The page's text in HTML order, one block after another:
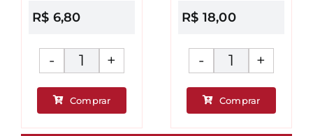
R$ 6,80
Uva
Roxa
sem
sementes
Comprar
R$ 18,00
Uva
Red
Globe
Comprar